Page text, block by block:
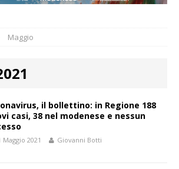
Maggio
il bollettino: in Regione 188
casi, 38 nel modenese e nessun
Maggio 2021 Giovanni Botti